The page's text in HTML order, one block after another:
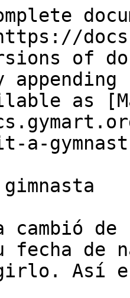
of
as
a-
cambió
fecha de
Así